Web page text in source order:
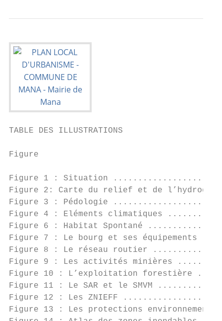
TABLE DES ILLUSTRATIONS
Figure
Figure 1 : Situation
Figure 2: Carte du relief et de
Figure 3 : Pédologie
Figure 4 : Eléments
Figure 6 : Habitat Spontané
Figure 7 : Le bourg et ses
Figure 8 : Le réseau routier
Figure 9 : Les activités
Figure 10 : L’exploitation
Figure 11 : Le SAR et le
Figure 12 : Les ZNIEFF
Figure 13 : Les protections